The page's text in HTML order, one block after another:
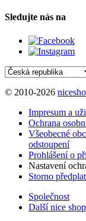
Sledujte nás na
© 2010-2026
Impresum a
Ochrana
Všeobecné
odstoupení
Prohlášení o
Nastavení
Storno
Společnost
Další nice